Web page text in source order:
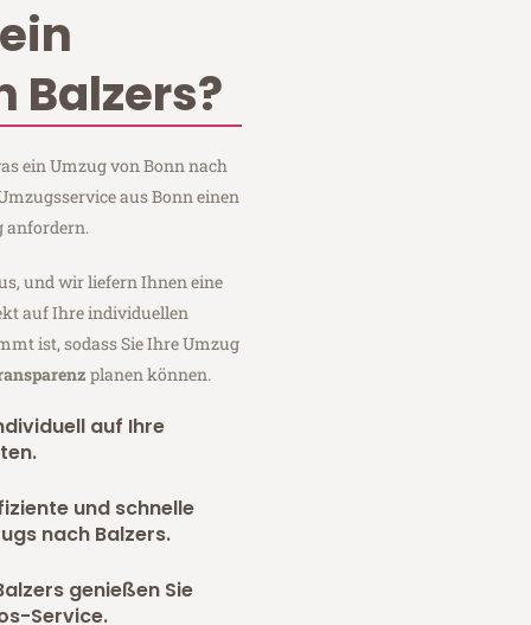
Balzers?
ein Umzug von Bonn nach
aus Bonn einen
anfordern.
und wir liefern Ihnen eine
auf Ihre individuellen
ist, sodass Sie Ihre Umzug
planen können.
auf Ihre
und schnelle
nach Balzers.
genießen Sie
Service.